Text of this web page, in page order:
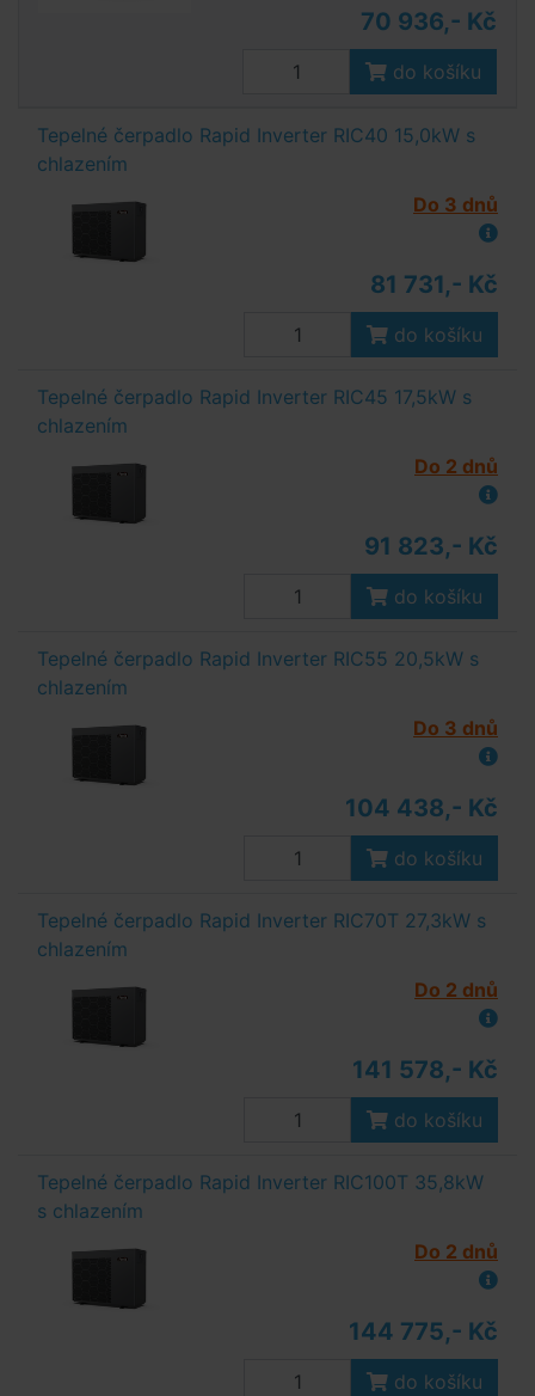
70 936,- Kč
do košíku
Tepelné čerpadlo Rapid Inverter RIC40 15,0kW s
chlazením
Do 3 dnů
81 731,- Kč
do košíku
Tepelné čerpadlo Rapid Inverter RIC45 17,5kW s
chlazením
Do 2 dnů
91 823,- Kč
do košíku
Tepelné čerpadlo Rapid Inverter RIC55 20,5kW s
chlazením
Do 3 dnů
104 438,- Kč
do košíku
Tepelné čerpadlo Rapid Inverter RIC70T 27,3kW s
chlazením
Do 2 dnů
141 578,- Kč
do košíku
Tepelné čerpadlo Rapid Inverter RIC100T 35,8kW
s chlazením
Do 2 dnů
144 775,- Kč
do košíku